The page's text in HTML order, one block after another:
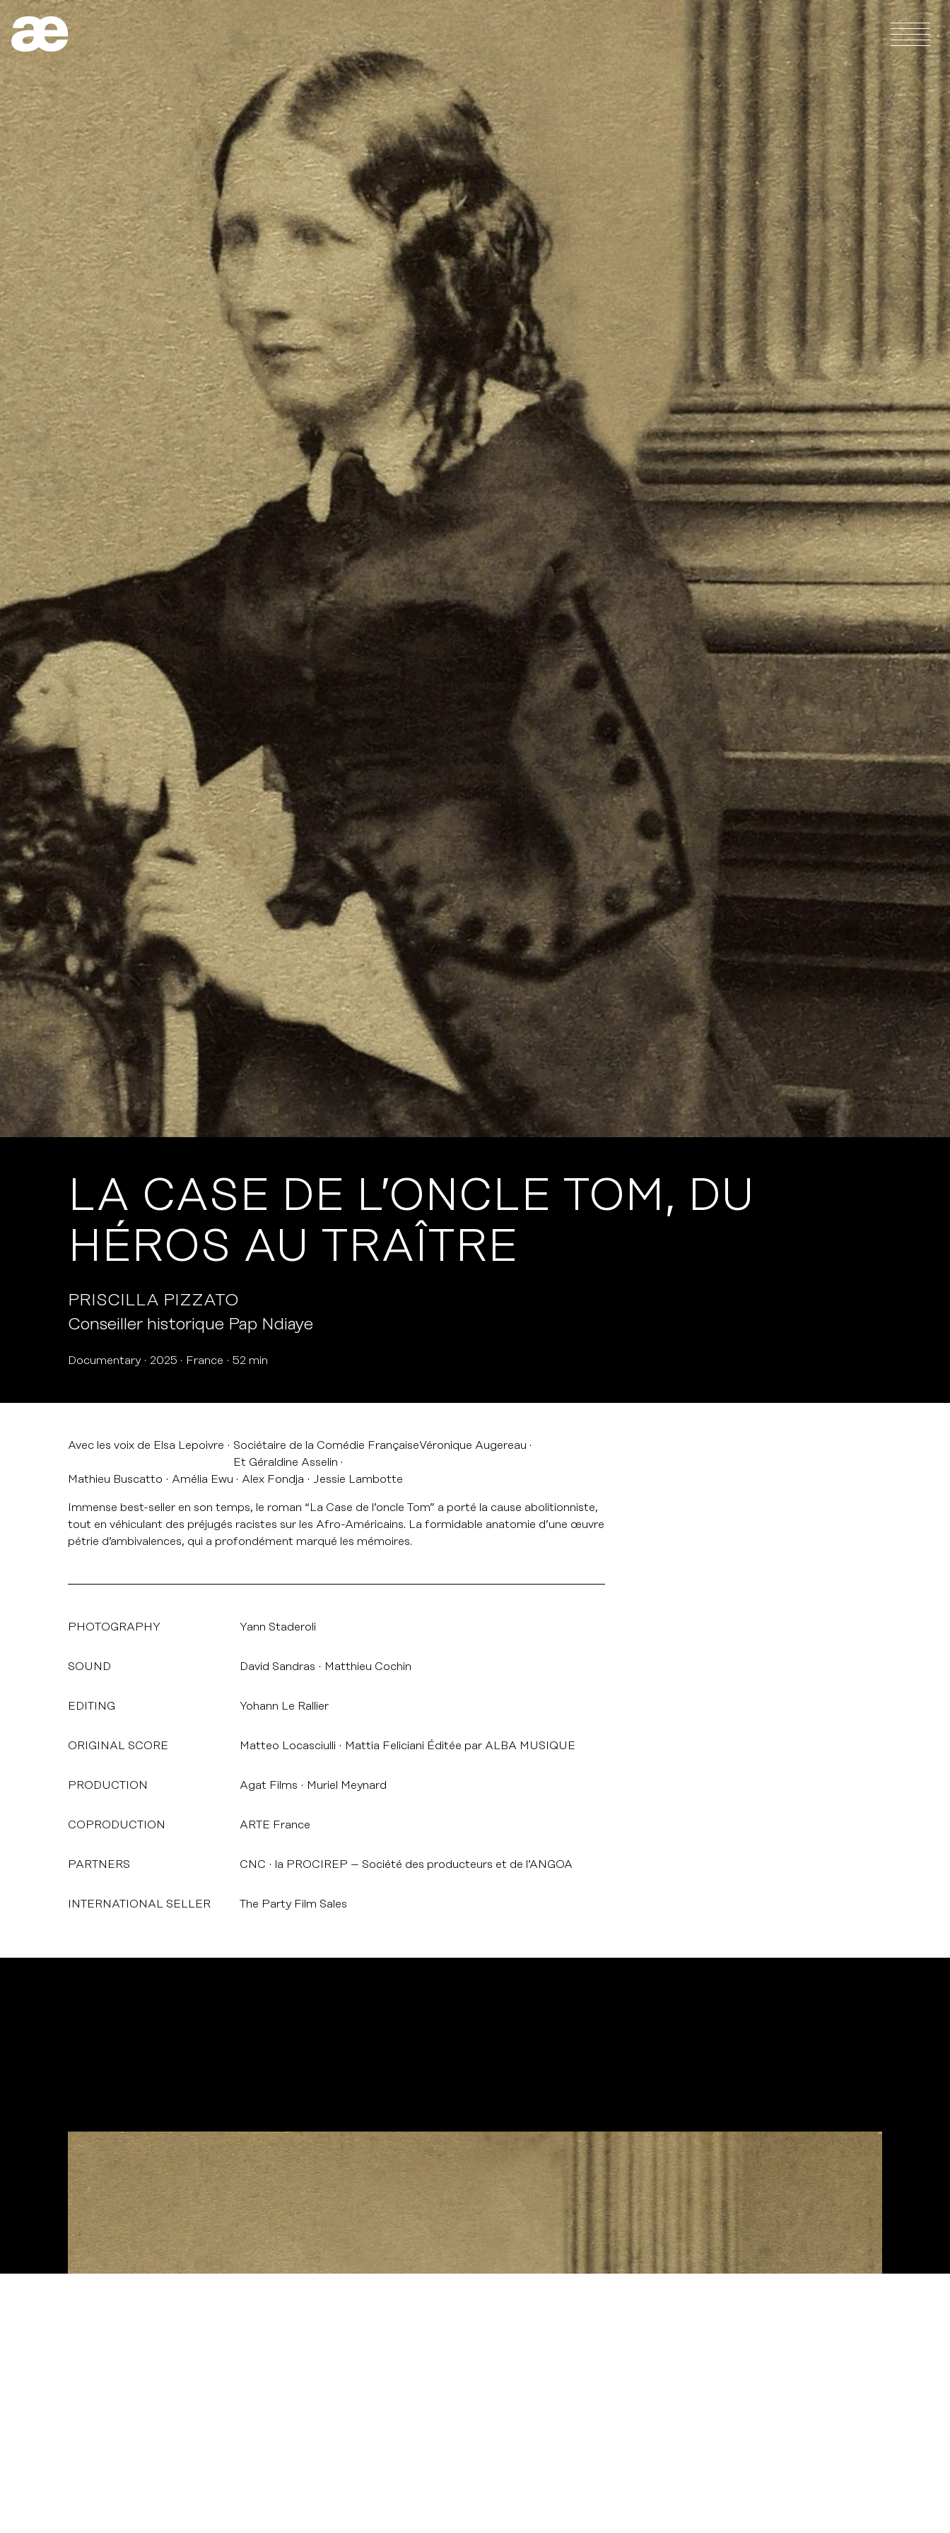
HOME
NEWS
IN
ABOUT
FR EN
LA CASE DE L’ONCLE TOM, DU
HÉROS AU TRAÎTRE
PRISCILLA PIZZATO
Conseiller historique Pap Ndiaye
Documentary 2025 France 52 min
Avec les voix de Elsa Lepoivre
Sociétaire de la Comédie Française
Et Géraldine Asselin
Véronique Augereau
Mathieu Buscatto Amélia Ewu Alex Fondja Jessie Lambotte
Immense best-seller en son temps, le roman “La Case de l’oncle Tom” a porté la cause abolitionniste,
tout en véhiculant des préjugés racistes sur les Afro-Américains. La formidable anatomie d’une œuvre
pétrie d’ambivalences, qui a profondément marqué les mémoires.
PHOTOGRAPHY Yann Staderoli
SOUND David Sandras Matthieu Cochin
EDITING Yohann Le Rallier
ORIGINAL SCORE Matteo Locasciulli Mattia Feliciani Éditée par ALBA MUSIQUE
PRODUCTION Agat Films Muriel Meynard
COPRODUCTION ARTE France
PARTNERS CNC la PROCIREP – Société des producteurs et de l’ANGOA
INTERNATIONAL SELLER The Party Film Sales